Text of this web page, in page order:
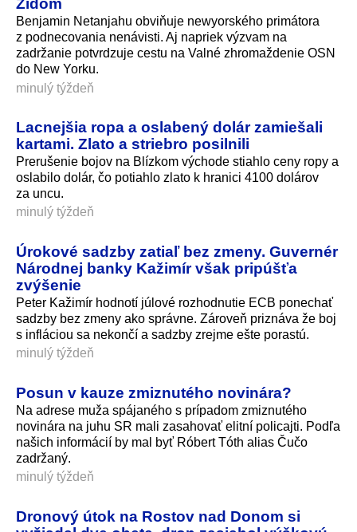
Židom
Benjamin Netanjahu obviňuje newyorského primátora
z podnecovania nenávisti. Aj napriek výzvam na
zadržanie potvrdzuje cestu na Valné zhromaždenie OSN
do New Yorku.
minulý týždeň
Lacnejšia ropa a oslabený dolár zamiešali
kartami. Zlato a striebro posilnili
Prerušenie bojov na Blízkom východe stiahlo ceny ropy a
oslabilo dolár, čo potiahlo zlato k hranici 4100 dolárov
za uncu.
minulý týždeň
Úrokové sadzby zatiaľ bez zmeny. Guvernér
Národnej banky Kažimír však pripúšťa
zvýšenie
Peter Kažimír hodnotí júlové rozhodnutie ECB ponechať
sadzby bez zmeny ako správne. Zároveň priznáva že boj
s infláciou sa nekončí a sadzby zrejme ešte porastú.
minulý týždeň
Posun v kauze zmiznutého novinára?
Na adrese muža spájaného s prípadom zmiznutého
novinára na juhu SR mali zasahovať elitní policajti. Podľa
našich informácií by mal byť Róbert Tóth alias Čučo
zadržaný.
minulý týždeň
Dronový útok na Rostov nad Donom si